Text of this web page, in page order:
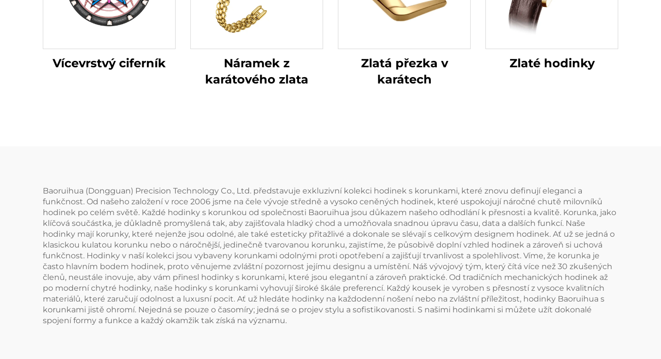
Vícevrstvý ciferník
Náramek z
karátového zlata
Zlatá přezka v
karátech
Zlaté hodinky
Baoruihua (Dongguan) Precision Technology Co., Ltd. představuje exkluzivní kolekci hodinek s korunkami, které znovu definují eleganci a
funkčnost. Od našeho založení v roce 2006 jsme na čele vývoje středně a vysoko ceněných hodinek, které uspokojují náročné chutě milovníků
hodinek po celém světě. Každé hodinky s korunkou od společnosti Baoruihua jsou důkazem našeho odhodlání k přesnosti a kvalitě. Korunka, jako
klíčová součástka, je důkladně promyšlená tak, aby zajišťovala hladký chod a umožňovala snadnou úpravu času, data a dalších funkcí. Naše
hodinky mají korunky, které nejenže jsou odolné, ale také esteticky přitažlivé a dokonale se slévají s celkovým designem hodinek. Ať už se jedná o
klasickou kulatou korunku nebo o náročnější, jedinečně tvarovanou korunku, zajistíme, že působivě doplní vzhled hodinek a zároveň si uchová
funkčnost. Hodinky v naší kolekci jsou vybaveny korunkami odolnými proti opotřebení a zajišťují trvanlivost a spolehlivost. Víme, že korunka je
často hlavním bodem hodinek, proto věnujeme zvláštní pozornost jejímu designu a umístění. Náš vývojový tým, který čítá více než 30 zkušených
členů, neustále inovuje, aby vám přinesl hodinky s korunkami, které jsou elegantní a zároveň praktické. Od tradičních mechanických hodinek až
po moderní chytré hodinky, naše hodinky s korunkami vyhovují široké škále preferencí. Každý kousek je vyroben s přesností z vysoce kvalitních
materiálů, které zaručují odolnost a luxusní pocit. Ať už hledáte hodinky na každodenní nošení nebo na zvláštní příležitost, hodinky Baoruihua s
korunkami jistě ohromí. Nejedná se pouze o časomíry; jedná se o projev stylu a sofistikovanosti. S našimi hodinkami si můžete užít dokonalé
spojení formy a funkce a každý okamžik tak získá na významu.